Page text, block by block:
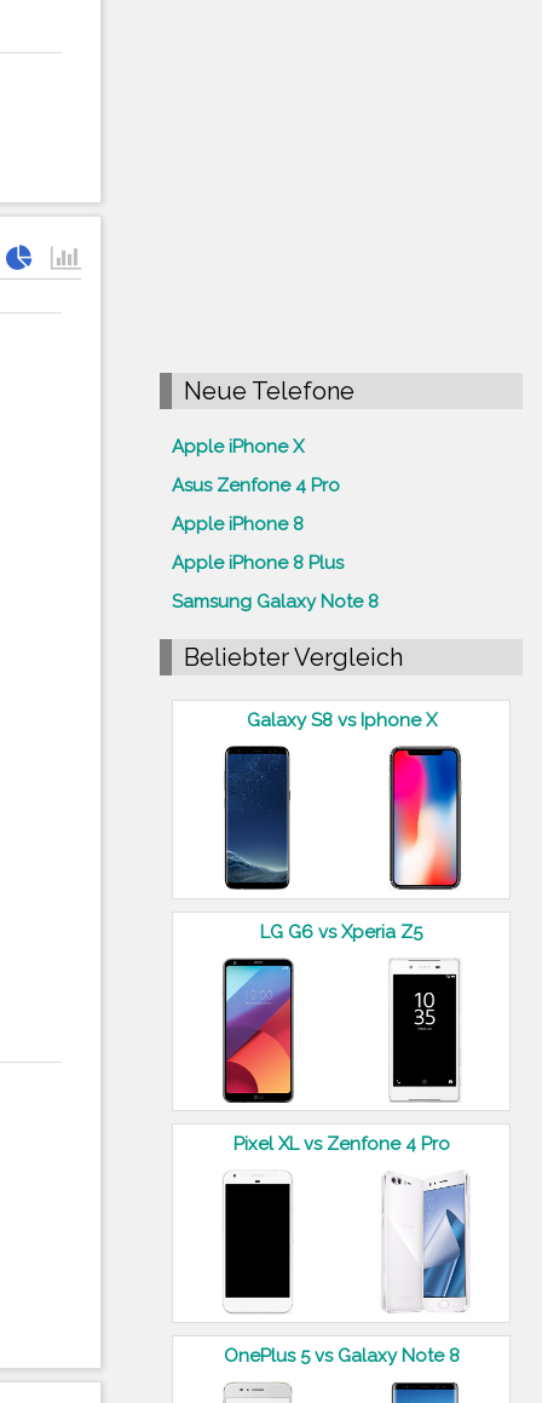
Neue Telefone
Apple iPhone X
Asus Zenfone 4 Pro
Apple iPhone 8
Apple iPhone 8 Plus
Samsung Galaxy Note 8
Beliebter Vergleich
Galaxy S8 vs Iphone X
LG G6 vs Xperia Z5
Pixel XL vs Zenfone 4 Pro
OnePlus 5 vs Galaxy Note 8